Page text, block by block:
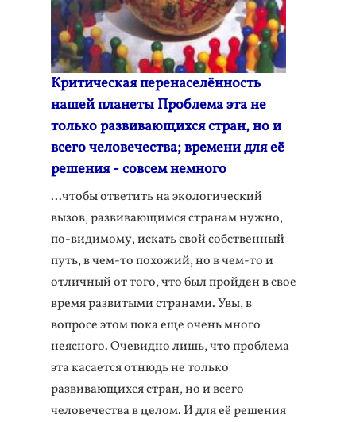
Критическая перенаселённость
нашей планеты Проблема эта не
только развивающихся стран, но и
всего человечества; времени для её
решения - совсем немного
...чтобы ответить на экологический
вызов, развивающимся странам нужно,
по-видимому, искать свой собственный
путь, в чем-то похожий, но в чем-то и
отличный от того, что был пройден в свое
время развитыми странами. Увы, в
вопросе этом пока еще очень много
неясного. Очевидно лишь, что проблема
эта касается отнюдь не только
развивающихся стран, но и всего
человечества в целом. И для её решения